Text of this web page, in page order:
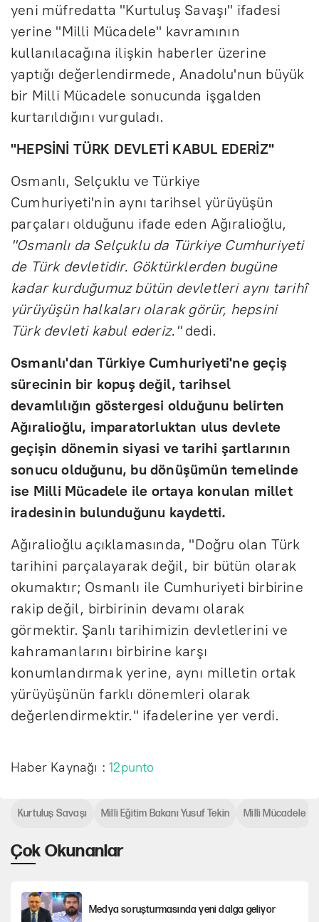
yeni müfredatta "Kurtuluş Savaşı" ifadesi
yerine "Milli Mücadele" kavramının
kullanılacağına ilişkin haberler üzerine
yaptığı değerlendirmede, Anadolu'nun büyük
bir Milli Mücadele sonucunda işgalden
kurtarıldığını vurguladı.
"HEPSİNİ TÜRK DEVLETİ KABUL EDERİZ"
Osmanlı, Selçuklu ve Türkiye
Cumhuriyeti'nin aynı tarihsel yürüyüşün
parçaları olduğunu ifade eden Ağıralioğlu,
"Osmanlı da Selçuklu da Türkiye Cumhuriyeti
de Türk devletidir. Göktürklerden bugüne
kadar kurduğumuz bütün devletleri aynı tarihî
yürüyüşün halkaları olarak görür, hepsini
Türk devleti kabul ederiz."dedi.
Osmanlı'dan Türkiye Cumhuriyeti'ne geçiş
sürecinin bir kopuş değil, tarihsel
devamlılığın göstergesi olduğunu belirten
Ağıralioğlu, imparatorluktan ulus devlete
geçişin dönemin siyasi ve tarihi şartlarının
sonucu olduğunu, bu dönüşümün temelinde
ise Milli Mücadele ile ortaya konulan millet
iradesinin bulunduğunu kaydetti.
Ağıralioğlu açıklamasında, "Doğru olan Türk
tarihini parçalayarak değil, bir bütün olarak
okumaktır; Osmanlı ile Cumhuriyeti birbirine
rakip değil, birbirinin devamı olarak
görmektir. Şanlı tarihimizin devletlerini ve
kahramanlarını birbirine karşı
konumlandırmak yerine, aynı milletin ortak
yürüyüşünün farklı dönemleri olarak
değerlendirmektir." ifadelerine yer verdi.
Haber Kaynağı :12punto
Çok Okunanlar
Medya soruşturmasında yeni dalga geliyor
Kurtuluş Savaşı Milli Eğitim Bakanı Yusuf Tekin Milli Mücadele